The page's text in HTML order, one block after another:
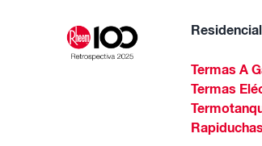
Residencial
Termas A
Termas
Rapiduchas